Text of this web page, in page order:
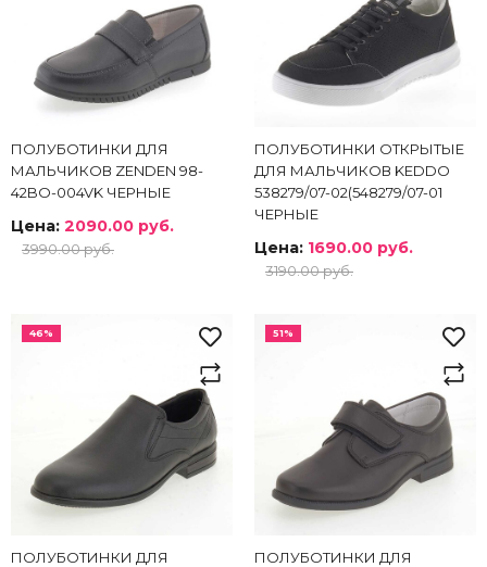
ПОЛУБОТИНКИ ДЛЯ
МАЛЬЧИКОВ ZENDEN 98-
42BO-004VK ЧЕРНЫЕ
Цена: 2090.00 руб.
3990.00 руб.
ПОЛУБОТИНКИ ОТКРЫТЫЕ
ДЛЯ МАЛЬЧИКОВ KEDDO
538279/07-02(548279/07-01
ЧЕРНЫЕ
Цена: 1690.00 руб.
3190.00 руб.
46%
ПОЛУБОТИНКИ ДЛЯ
51%
ПОЛУБОТИНКИ ДЛЯ